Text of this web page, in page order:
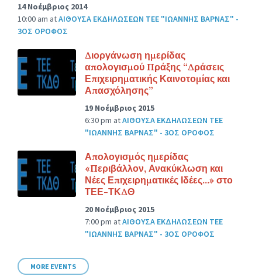
14 Νοέμβριος 2014
10:00 am atΑΙΘΟΥΣΑ ΕΚΔΗΛΩΣΕΩΝ ΤΕΕ "ΙΩΑΝΝΗΣ ΒΑΡΝΑΣ" -
3ΟΣ ΟΡΟΦΟΣ
Διοργάνωση ημερίδας
απολογισμού Πράξης “Δράσεις
Επιχειρηματικής Καινοτομίας και
Απασχόλησης”
19 Νοέμβριος 2015
6:30 pm atΑΙΘΟΥΣΑ ΕΚΔΗΛΩΣΕΩΝ ΤΕΕ
"ΙΩΑΝΝΗΣ ΒΑΡΝΑΣ" - 3ΟΣ ΟΡΟΦΟΣ
Απολογισμός ημερίδας
«Περιβάλλον, Ανακύκλωση και
Νέες Επιχειρηματικές Ιδέες…» στο
ΤΕΕ-ΤΚΔΘ
20 Νοέμβριος 2015
7:00 pm atΑΙΘΟΥΣΑ ΕΚΔΗΛΩΣΕΩΝ ΤΕΕ
"ΙΩΑΝΝΗΣ ΒΑΡΝΑΣ" - 3ΟΣ ΟΡΟΦΟΣ
MORE EVENTS